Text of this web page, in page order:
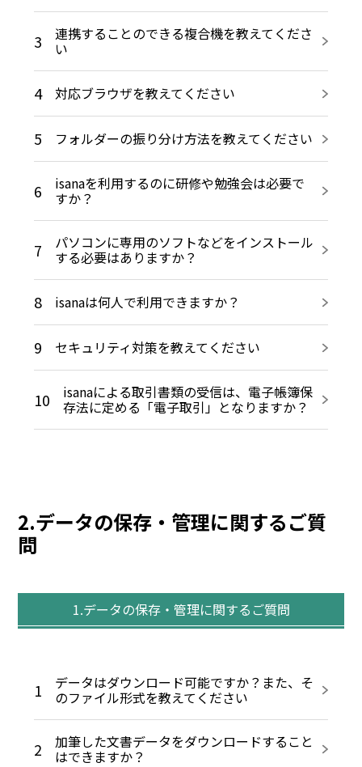
3 連携することのできる複合機を教えてくださ
い
4 対応ブラウザを教えてください
5 フォルダーの振り分け方法を教えてください
6 isanaを利用するのに研修や勉強会は必要で
すか？
7 パソコンに専用のソフトなどをインストール
する必要はありますか？
8 isanaは何人で利用できますか？
9 セキュリティ対策を教えてください
10 isanaによる取引書類の受信は、電子帳簿保
存法に定める「電子取引」となりますか？
2.データの保存・管理に関するご質
問
1.データの保存・管理に関するご質問
1 データはダウンロード可能ですか？また、そ
のファイル形式を教えてください
2 加筆した文書データをダウンロードすること
はできますか？